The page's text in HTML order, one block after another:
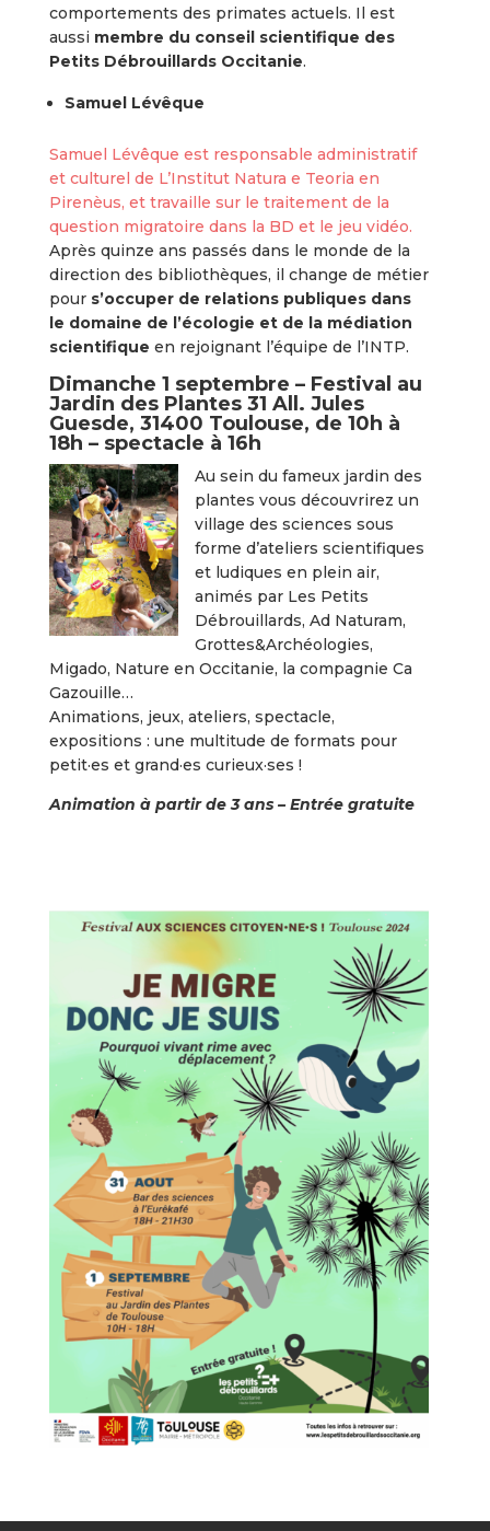
comportements des primates actuels. Il est
aussi membre du conseil scientifique des
Petits Débrouillards Occitanie.
Samuel Lévêque
Samuel Lévêque est responsable administratif
et culturel de L’Institut Natura e Teoria en
Pirenèus, et travaille sur le traitement de la
question migratoire dans la BD et le jeu vidéo.
Après quinze ans passés dans le monde de la
direction des bibliothèques, il change de métier
pour s’occuper de relations publiques dans
le domaine de l’écologie et de la médiation
scientifique en rejoignant l’équipe de l’INTP.
Dimanche 1 septembre – Festival au
Jardin des Plantes 31 All. Jules
Guesde, 31400 Toulouse, de 10h à
18h – spectacle à 16h
Au sein du fameux jardin des
plantes vous découvrirez un
village des sciences sous
forme d’ateliers scientifiques
et ludiques en plein air,
animés par Les Petits
Débrouillards, Ad Naturam,
Grottes&Archéologies,
Migado, Nature en Occitanie, la compagnie Ca
Gazouille…
Animations, jeux, ateliers, spectacle,
expositions : une multitude de formats pour
petit·es et grand·es curieux·ses !
Animation à partir de 3 ans – Entrée gratuite